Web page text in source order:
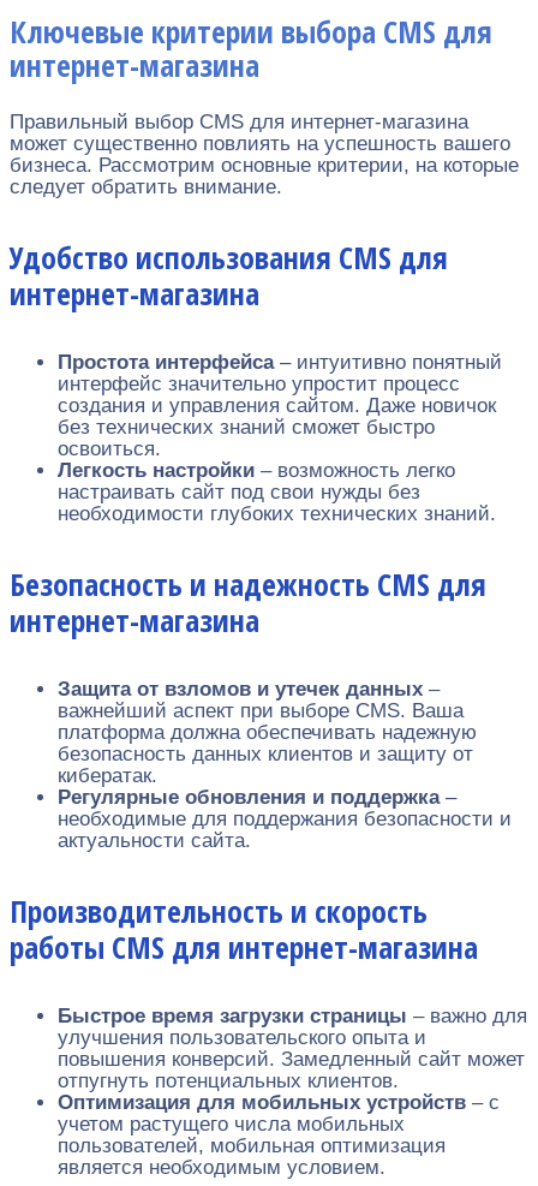
Ключевые критерии выбора CMS для
интернет-магазина
Правильный выбор CMS для интернет-магазина
может существенно повлиять на успешность вашего
бизнеса. Рассмотрим основные критерии, на которые
следует обратить внимание.
Удобство использования CMS для
интернет-магазина
Простота интерфейса– интуитивно понятный
интерфейс значительно упростит процесс
создания и управления сайтом. Даже новичок
без технических знаний сможет быстро
освоиться.
Легкость настройки – возможность легко
настраивать сайт под свои нужды без
необходимости глубоких технических знаний.
Безопасность и надежность CMS для
интернет-магазина
Защита от взломов и утечек данных –
важнейший аспект при выборе CMS. Ваша
платформа должна обеспечивать надежную
безопасность данных клиентов и защиту от
кибератак.
Регулярные обновления и поддержка–
необходимые для поддержания безопасности и
актуальности сайта.
Производительность и скорость
работы CMS для интернет-магазина
Быстрое время загрузки страницы – важно для
улучшения пользовательского опыта и
повышения конверсий. Замедленный сайт может
отпугнуть потенциальных клиентов.
Оптимизация для мобильных устройств – с
учетом растущего числа мобильных
пользователей, мобильная оптимизация
является необходимым условием.